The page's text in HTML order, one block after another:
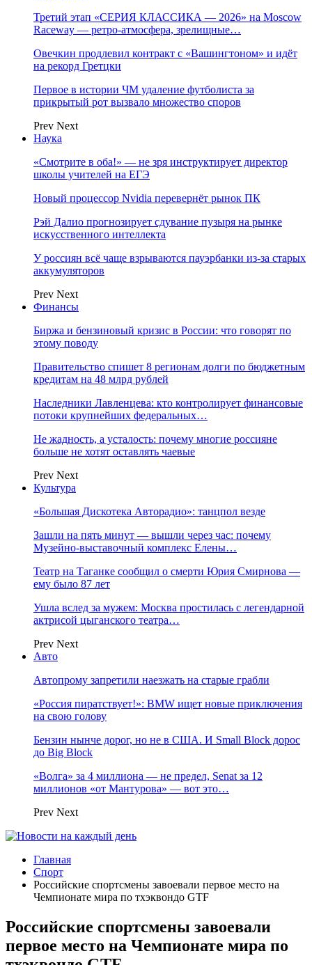
Третий этап «СЕРИЯ КЛАССИКА — 2026» на Moscow
Raceway — ретро‑атмосфера, зрелищные…
Овечкин продлевил контракт с «Вашингтоном» и идёт
на рекорд Гретцки
Первое в истории ЧМ удаление футболиста за
прикрытый рот вызвало множество споров
Prev Next
Наука
«Смотрите в оба!» — не зря инструктирует директор
школы учителей на ЕГЭ
Новый процессор Nvidia перевернёт рынок ПК
Рэй Далио прогнозирует сдувание пузыря на рынке
искусственного интеллекта
У россиян всё чаще взрываются пауэрбанки из-за старых
аккумуляторов
Prev Next
Финансы
Биржа и бензиновый кризис в России: что говорят по
этому поводу
Правительство спишет 8 регионам долги по бюджетным
кредитам на 48 млрд рублей
Наследники Лавленцева: кто контролирует финансовые
потоки крупнейших федеральных…
Не жадность, а усталость: почему многие россияне
больше не хотят оставлять чаевые
Prev Next
Культура
«Большая Дискотека Авторадио»: танцпол везде
Зашли на пять минут — вышли через час: почему
Музейно-выставочный комплекс Елены…
Театр на Таганке сообщил о смерти Юрия Смирнова —
ему было 87 лет
Ушла вслед за мужем: Москва простилась с легендарной
актрисой цыганского театра…
Prev Next
Авто
Автопрому запретили наезжать на старые грабли
«Россия пиратствует!»: BMW ищет новые приключения
на свою голову
Бензин нынче дорог, но не в США. И Small Block дорос
до Big Block
«Волга» за 4 миллиона — не предел, Senat за 12
миллионов «от Мантурова» — вот это…
Prev Next
Главная
Спорт
Российские спортсмены завоевали первое место на
Чемпионате мира по тхэквондо GTF
Российские спортсмены завоевали
первое место на Чемпионате мира по